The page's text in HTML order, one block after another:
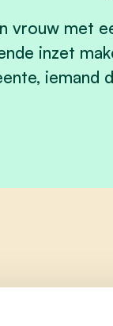
vrouw met
inzet
iemand